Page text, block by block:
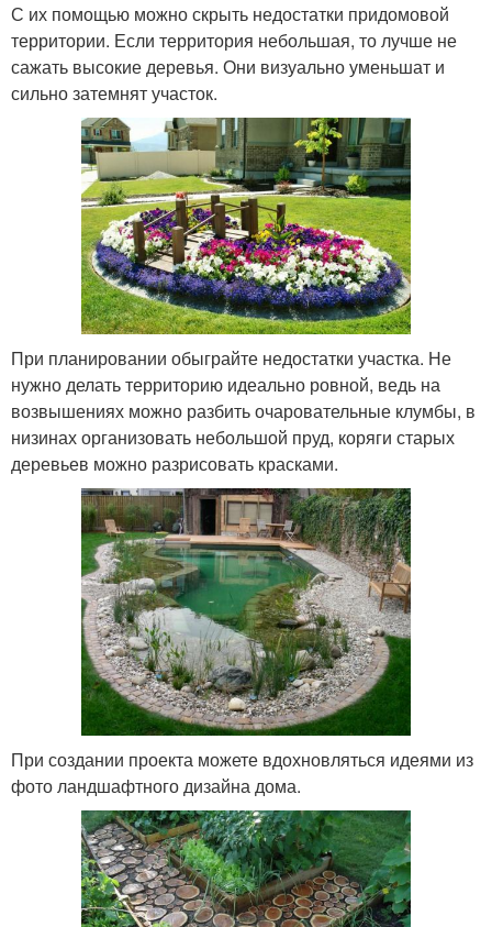
С их помощью можно скрыть недостатки придомовой
территории. Если территория небольшая, то лучше не
сажать высокие деревья. Они визуально уменьшат и
сильно затемнят участок.
При планировании обыграйте недостатки участка. Не
нужно делать территорию идеально ровной, ведь на
возвышениях можно разбить очаровательные клумбы, в
низинах организовать небольшой пруд, коряги старых
деревьев можно разрисовать красками.
При создании проекта можете вдохновляться идеями из
фото ландшафтного дизайна дома.